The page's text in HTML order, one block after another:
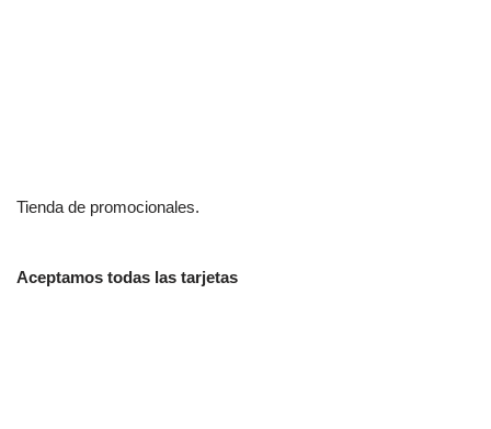
Tienda de promocionales.
Aceptamos todas las tarjetas